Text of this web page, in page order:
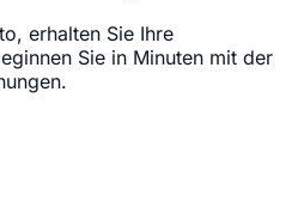
erhalten Sie Ihre
Sie in Minuten mit der